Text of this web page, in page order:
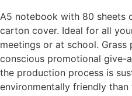
A5 notebook with 80 sheets
carton cover. Ideal for all
meetings or at school.
conscious promotional give-
the production process is
environmentally friendly